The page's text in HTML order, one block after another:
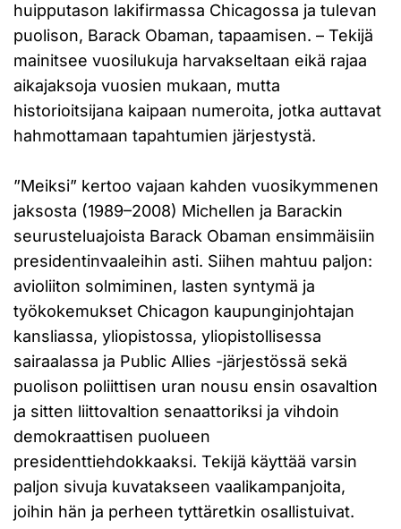
huipputason lakifirmassa Chicagossa ja tulevan
puolison, Barack Obaman, tapaamisen. – Tekijä
mainitsee vuosilukuja harvakseltaan eikä rajaa
aikajaksoja vuosien mukaan, mutta
historioitsijana kaipaan numeroita, jotka auttavat
hahmottamaan tapahtumien järjestystä.
”Meiksi” kertoo vajaan kahden vuosikymmenen
jaksosta (1989–2008) Michellen ja Barackin
seurusteluajoista Barack Obaman ensimmäisiin
presidentinvaaleihin asti. Siihen mahtuu paljon:
avioliiton solmiminen, lasten syntymä ja
työkokemukset Chicagon kaupunginjohtajan
kansliassa, yliopistossa, yliopistollisessa
sairaalassa ja Public Allies -järjestössä sekä
puolison poliittisen uran nousu ensin osavaltion
ja sitten liittovaltion senaattoriksi ja vihdoin
demokraattisen puolueen
presidenttiehdokkaaksi. Tekijä käyttää varsin
paljon sivuja kuvatakseen vaalikampanjoita,
joihin hän ja perheen tyttäretkin osallistuivat.